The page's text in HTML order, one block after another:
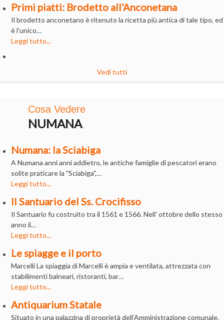
Primi piatti: Brodetto all’Anconetana
Il brodetto anconetano è ritenuto la ricetta più antica di tale tipo, ed
è l’unico…
Leggi tutto...
Vedi tutti
Cosa Vedere
NUMANA
Numana: la Sciabiga
A Numana anni anni addietro, le antiche famiglie di pescatori erano
solite praticare la "Sciabiga",…
Leggi tutto...
Il Santuario del Ss. Crocifisso
Il Santuario fu costruito tra il 1561 e 1566. Nell' ottobre dello stesso
anno il…
Leggi tutto...
Le spiagge e il porto
Marcelli La spiaggia di Marcelli è ampia e ventilata, attrezzata con
stabilimenti balneari, ristoranti, bar…
Leggi tutto...
Antiquarium Statale
Situato in una palazzina di proprietà dell’Amministrazione comunale,